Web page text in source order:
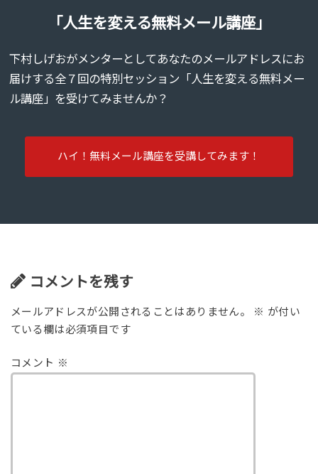
「人生を変える無料メール講座」
下村しげおがメンターとしてあなたのメールアドレスにお
届けする全７回の特別セッション「人生を変える無料メー
ル講座」を受けてみませんか？
ハイ！無料メール講座を受講してみます！
コメントを残す
メールアドレスが公開されることはありません。 ※ が付い
ている欄は必須項目です
コメント ※